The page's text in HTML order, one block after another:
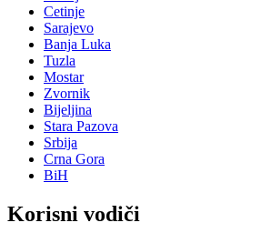
Cetinje
Sarajevo
Banja Luka
Tuzla
Mostar
Zvornik
Bijeljina
Stara Pazova
Srbija
Crna Gora
BiH
Korisni vodiči